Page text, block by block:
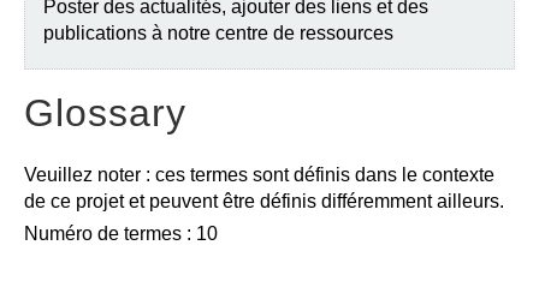
Poster des actualités, ajouter des liens et des
publications à notre centre de ressources
Glossary
Veuillez noter : ces termes sont définis dans le contexte
de ce projet et peuvent être définis différemment ailleurs.
Numéro de termes : 10